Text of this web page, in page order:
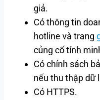
giả.
Có thông tin
hotline và trang
củng cố tính
Có chính sách
nếu thu thập dữ
Có HTTPS.